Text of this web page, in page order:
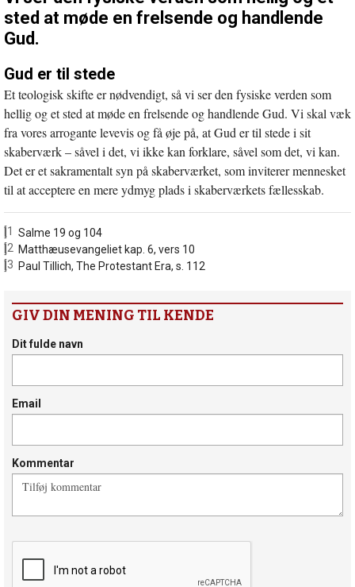
sted at møde en frelsende og handlende
Gud.
Gud er til stede
Et teologisk skifte er nødvendigt, så vi ser den fysiske verden som
hellig og et sted at møde en frelsende og handlende Gud. Vi skal væk
fra vores arrogante levevis og få øje på, at Gud er til stede i sit
skaberværk – såvel i det, vi ikke kan forklare, såvel som det, vi kan.
Det er et sakramentalt syn på skaberværket, som inviterer mennesket
til at acceptere en mere ydmyg plads i skaberværkets fællesskab.
Salme 19 og 104
Matthæusevangeliet kap. 6, vers 10
Paul Tillich, The Protestant Era, s. 112
GIV DIN MENING TIL KENDE
Dit fulde navn
Email
Kommentar